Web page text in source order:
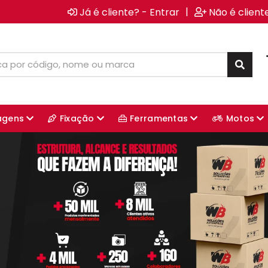
Já é cliente? - Entrar | Não é
Fixação Ferramentas Motos